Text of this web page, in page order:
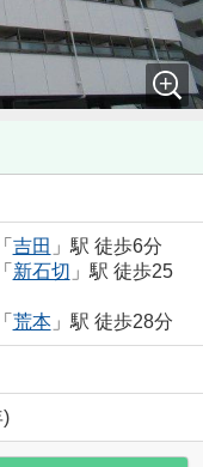
「 吉田 」駅 徒歩6分
「 新石切 」駅 徒歩25
「 荒本」駅 徒歩28分